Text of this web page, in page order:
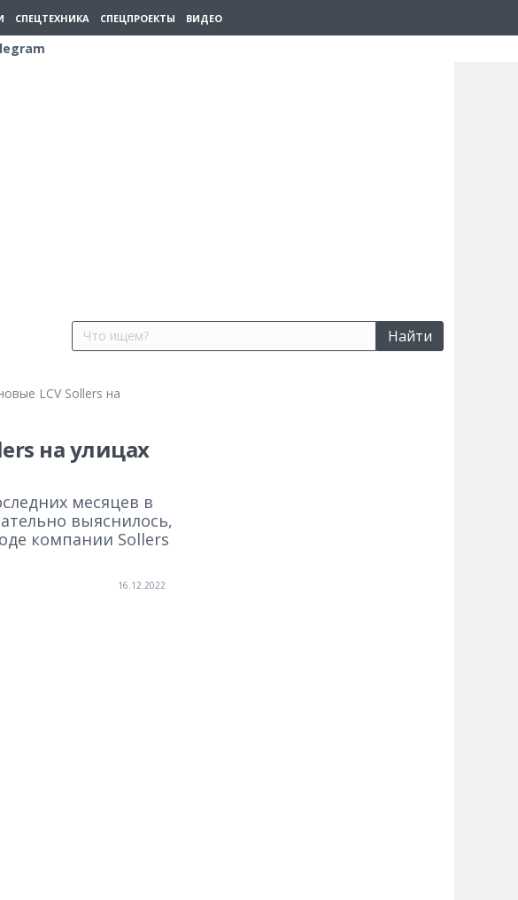
СПЕЦТЕХНИКА СПЕЦПРОЕКТЫ ВИДЕО
Найти
LCV Sollers на
на улицах
месяцев в
выяснилось,
компании Sollers
16.12.2022